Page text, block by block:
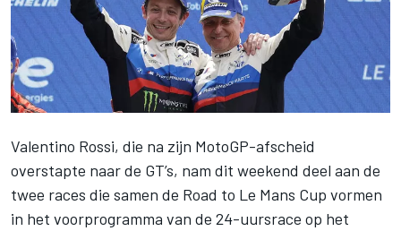
Valentino Rossi, die na zijn MotoGP-afscheid
overstapte naar de GT’s, nam dit weekend deel aan de
twee races die samen de Road to Le Mans Cup vormen
in het voorprogramma van de 24-uursrace op het